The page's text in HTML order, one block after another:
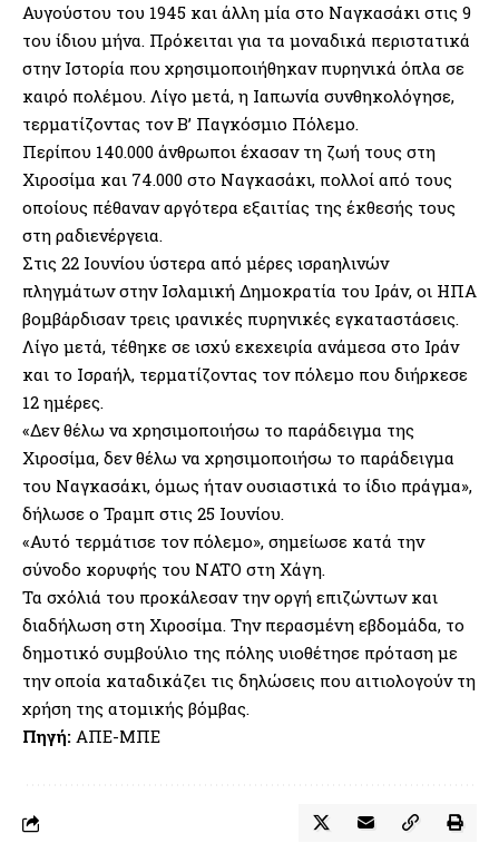
Αυγούστου του 1945 και άλλη μία στο Ναγκασάκι στις 9
του ίδιου μήνα. Πρόκειται για τα μοναδικά περιστατικά
στην Ιστορία που χρησιμοποιήθηκαν πυρηνικά όπλα σε
καιρό πολέμου. Λίγο μετά, η Ιαπωνία συνθηκολόγησε,
τερματίζοντας τον Β’ Παγκόσμιο Πόλεμο.
Περίπου 140.000 άνθρωποι έχασαν τη ζωή τους στη
Χιροσίμα και 74.000 στο Ναγκασάκι, πολλοί από τους
οποίους πέθαναν αργότερα εξαιτίας της έκθεσής τους
στη ραδιενέργεια.
Στις 22 Ιουνίου ύστερα από μέρες ισραηλινών
πληγμάτων στην Ισλαμική Δημοκρατία του Ιράν, οι ΗΠΑ
βομβάρδισαν τρεις ιρανικές πυρηνικές εγκαταστάσεις.
Λίγο μετά, τέθηκε σε ισχύ εκεχειρία ανάμεσα στο Ιράν
και το Ισραήλ, τερματίζοντας τον πόλεμο που διήρκεσε
12 ημέρες.
«Δεν θέλω να χρησιμοποιήσω το παράδειγμα της
Χιροσίμα, δεν θέλω να χρησιμοποιήσω το παράδειγμα
του Ναγκασάκι, όμως ήταν ουσιαστικά το ίδιο πράγμα»,
δήλωσε ο Τραμπ στις 25 Ιουνίου.
«Αυτό τερμάτισε τον πόλεμο», σημείωσε κατά την
σύνοδο κορυφής του NATO στη Χάγη.
Τα σχόλιά του προκάλεσαν την οργή επιζώντων και
διαδήλωση στη Χιροσίμα. Την περασμένη εβδομάδα, το
δημοτικό συμβούλιο της πόλης υιοθέτησε πρόταση με
την οποία καταδικάζει τις δηλώσεις που αιτιολογούν τη
χρήση της ατομικής βόμβας.
Πηγή: ΑΠΕ-ΜΠΕ